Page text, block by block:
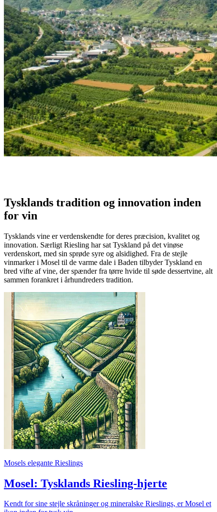
Tysklands vinregioner
Oplev Tysklands kølige klimavine, fra elegante Rieslings til rige
Pinot Noirs, formet af århundreders tradition.
Tysklands tradition og innovation inden
for vin
Tysklands vine er verdenskendte for deres præcision, kvalitet og
innovation. Særligt Riesling har sat Tyskland på det vinøse
verdenskort, med sin sprøde syre og alsidighed. Fra de stejle
vinmarker i Mosel til de varme dale i Baden tilbyder Tyskland en
bred vifte af vine, der spænder fra tørre hvide til søde dessertvine, alt
sammen forankret i århundreders tradition.
Mosels elegante Rieslings
Mosel: Tysklands Riesling-hjerte
Kendt for sine stejle skråninger og mineralske Rieslings, er Mosel et